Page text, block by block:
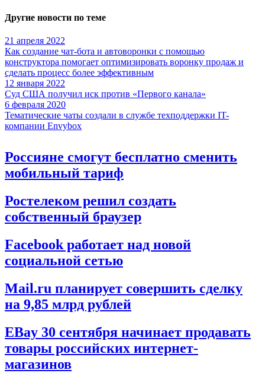
Другие новости по теме
21 апреля 2022
Как создание чат-бота и автоворонки с помощью
конструктора помогает оптимизировать воронку продаж и
сделать процесс более эффективным
12 января 2022
Суд США получил иск против «Первого канала»
6 февраля 2020
Тематические чаты создали в службе техподдержки IT-
компании Envybox
Россияне смогут бесплатно сменить
мобильный тариф
Ростелеком решил создать
собственный браузер
Facebook работает над новой
социальной сетью
Mail.ru планирует совершить сделку
на 9,85 млрд рублей
EBay 30 сентября начинает продавать
товары российских интернет-
магазинов